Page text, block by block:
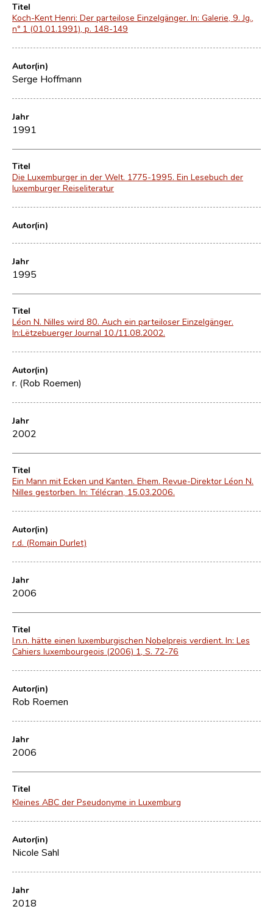
Titel
Koch-Kent Henri: Der parteilose Einzelgänger. In: Galerie, 9. Jg.,
nº 1 (01.01.1991), p. 148-149
Autor(in)
Serge Hoffmann
Jahr
1991
Titel
Die Luxemburger in der Welt. 1775-1995. Ein Lesebuch der
luxemburger Reiseliteratur
Autor(in)
Jahr
1995
Titel
Léon N. Nilles wird 80. Auch ein parteiloser Einzelgänger.
In:Lëtzebuerger Journal 10./11.08.2002.
Autor(in)
r. (Rob Roemen)
Jahr
2002
Titel
Ein Mann mit Ecken und Kanten. Ehem. Revue-Direktor Léon N.
Nilles gestorben. In: Télécran, 15.03.2006.
Autor(in)
r.d. (Romain Durlet)
Jahr
2006
Titel
l.n.n. hätte einen luxemburgischen Nobelpreis verdient. In: Les
Cahiers luxembourgeois (2006) 1, S. 72-76
Autor(in)
Rob Roemen
Jahr
2006
Titel
Kleines ABC der Pseudonyme in Luxemburg
Autor(in)
Nicole Sahl
Jahr
2018